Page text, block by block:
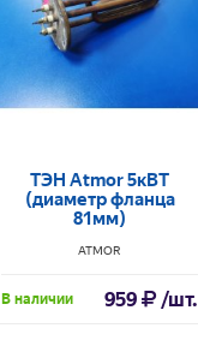
ТЭН Atmor 5кВТ
(диаметр фланца
81мм)
ATMOR
В наличии 959 /шт.